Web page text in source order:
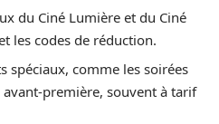
du Ciné Lumière et du Ciné
les codes de réduction.
spéciaux, comme les soirées
première, souvent à tarif